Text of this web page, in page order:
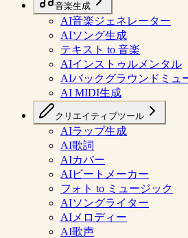
音楽生成
AI音楽ジェネレーター
AIソング生成
テキスト to 音楽
AIインストゥルメンタル
AIバックグラウンドミュ
AI MIDI生成
クリエイティブツール
AIラップ生成
AI歌詞
AIカバー
AIビートメーカー
フォト to ミュージック
AIソングライター
AIメロディー
AI歌声